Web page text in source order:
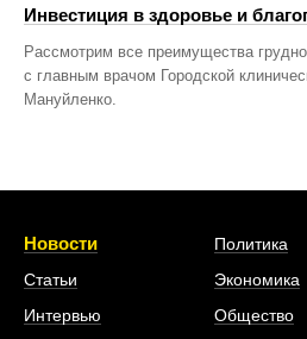
Инвестиция в здоровье и
Рассмотрим все преимущества
с главным врачом Городской
Мануйленко.
Новости
Статьи
Интервью
Политика
Экономика
Общество